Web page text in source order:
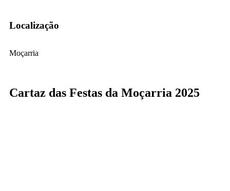
Localização
Moçarria
Cartaz das Festas da Moçarria 2025